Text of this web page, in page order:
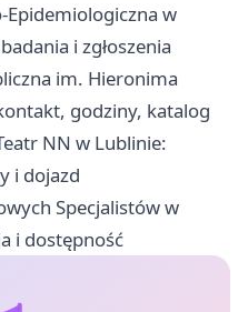
Epidemiologiczna w
i zgłoszenia
im. Hieronima
godziny, katalog
NN w Lublinie:
i dojazd
Specjalistów w
i dostępność